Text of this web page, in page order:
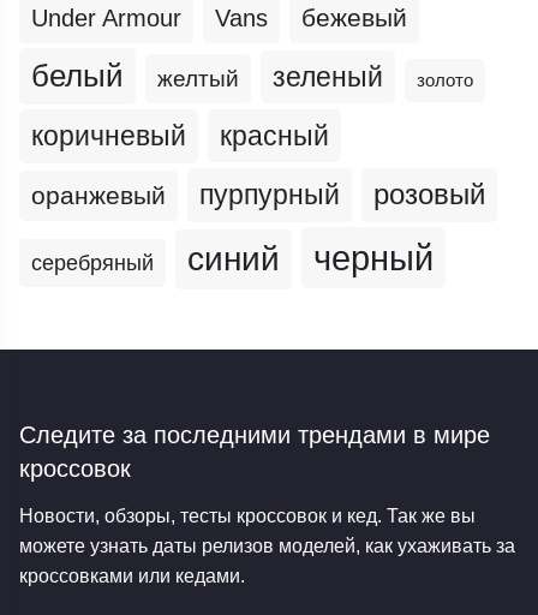
Under Armour Vans бежевый
белый желтый зеленый золото
коричневый красный
оранжевый пурпурный розовый
серебряный синий черный
Следите за последними трендами в мире
кроссовок
Новости, обзоры, тесты кроссовок и кед. Так же вы
можете узнать даты релизов моделей, как ухаживать за
кроссовками или кедами.